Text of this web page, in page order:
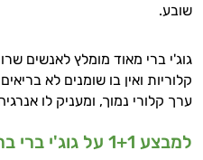
שובע.
גוג'י ברי מאוד מומלץ לאנשים
קלוריות ואין בו שומנים לא
ערך קלורי נמוך, ומעניק לו
למבצע 1+1 על גוג'י ברי בריכוז גבוה לחצו כאן